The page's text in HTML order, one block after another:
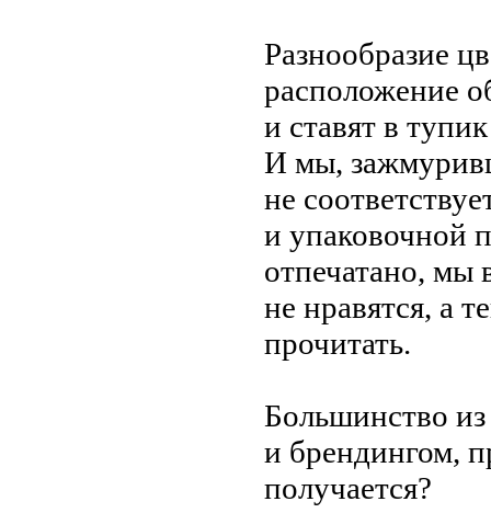
Разнообразие
расположение
и ставят в
И мы,
не
и упаковочной
отпечатано, мы
не нравятся, а
прочитать.
Большинство из
и брендингом,
получается?